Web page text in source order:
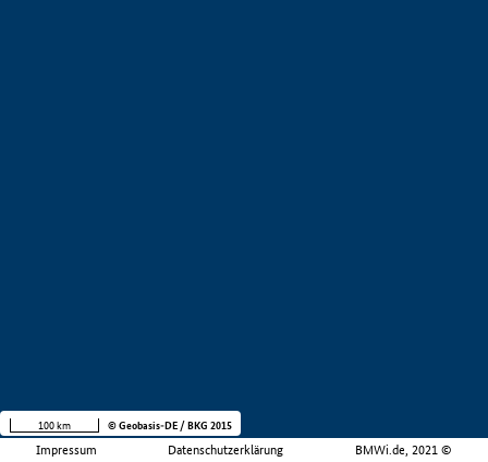
Impressum Datenschutzerklärung BMWi.de, 2021 ©
100 km © Geobasis-DE / BKG 2015